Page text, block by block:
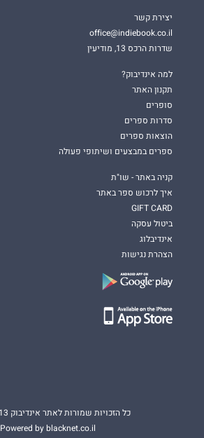
יצירת קשר
office@indiebook.co.il
שדרות הרכס 13, מודיעין
למה אינדיבוק?
תקנון האתר
סופרים
סדרות ספרים
הוצאות ספרים
ספרים במבצעים ושיתופי פעולה
קניה באתר - שו"ת
איך לרכוש ספר באתר
GIFT CARD
ביטול עסקה
אינדיבלוג
הצהרת נגישות
כל הזכויות שמורות לאתר אינדיבוק 2013- 2026
Powered by blacknet.co.il